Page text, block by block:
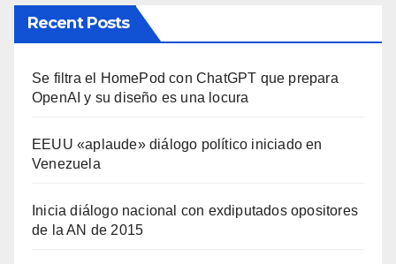
Recent Posts
Se filtra el HomePod con ChatGPT que prepara
OpenAI y su diseño es una locura
EEUU «aplaude» diálogo político iniciado en
Venezuela
Inicia diálogo nacional con exdiputados opositores
de la AN de 2015